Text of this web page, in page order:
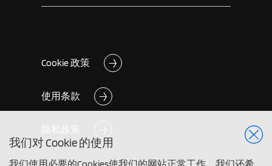
我们对 Cookie 的使用
Cookie 政策
使用条款
隐私政策